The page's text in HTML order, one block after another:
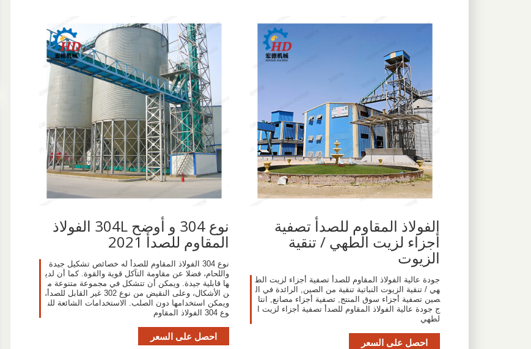
الفولاذ المقاوم للصدأ تصفية
أجزاء لزيت الطهي / تنقية
الزيوت
جودة عالية الفولاذ المقاوم للصدأ تصفية أجزاء لزيت الط
هي / تنقية الزيوت النباتية تنقية من الصين, الرائدة في ال
صين تصفية أجزاء سوق المنتج, تصفية أجزاء مصانع, انتا
ج جودة عالية الفولاذ المقاوم للصدأ تصفية أجزاء لزيت ا
لطهي
احصل على السعر
نوع 304 و أوضح 304L الفولاذ
المقاوم للصدأ 2021
نوع 304 الفولاذ المقاوم للصدأ له خصائص تشكيل جيدة
واللحام، فضلا عن مقاومة التآكل قوية والقوة. كما أن لدي
ها قابلية جيدة. ويمكن أن تتشكل في مجموعة متنوعة م
ن الأشكال، وعلى النقيض من نوع 302 غير القابل للصدأ،
ويمكن استخدامها دون الصلب. الاستخدامات الشائعة للن
وع 304 الفولاذ المقاوم
احصل على السعر